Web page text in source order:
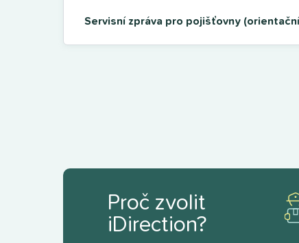
Servisní zpráva pro pojišťovny
Proč zvolit
iDirection?